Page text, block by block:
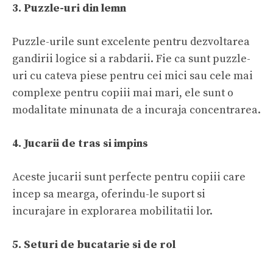
3. Puzzle-uri din lemn
Puzzle-urile sunt excelente pentru dezvoltarea
gandirii logice si a rabdarii. Fie ca sunt puzzle-
uri cu cateva piese pentru cei mici sau cele mai
complexe pentru copiii mai mari, ele sunt o
modalitate minunata de a incuraja concentrarea.
4. Jucarii de tras si impins
Aceste jucarii sunt perfecte pentru copiii care
incep sa mearga, oferindu-le suport si
incurajare in explorarea mobilitatii lor.
5. Seturi de bucatarie si de rol